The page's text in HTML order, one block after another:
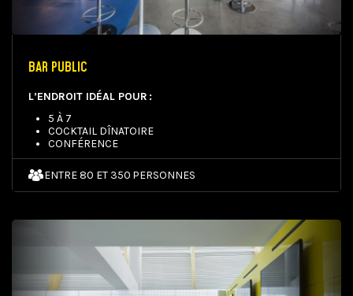
BAR PUBLIC
L’ENDROIT IDÉAL POUR :
5 À 7
COCKTAIL DÎNATOIRE
CONFÉRENCE
ENTRE 80 ET 350 PERSONNES